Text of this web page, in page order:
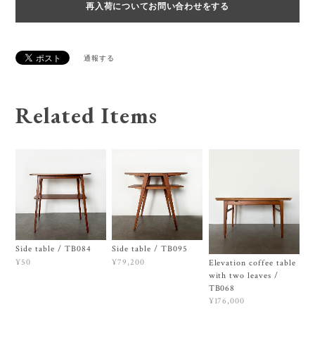
再入荷についてお問い合わせをする
通報する
Related Items
Side table / TB084
¥50
Side table / TB095
¥79,200
Elevation coffee table
with two leaves /
TB068
¥176,000